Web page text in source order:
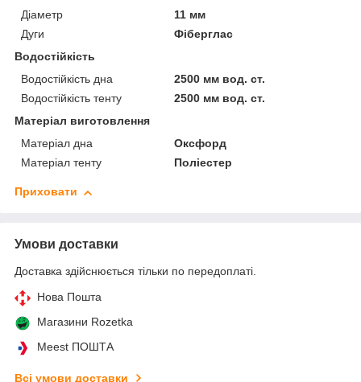
Діаметр
11 мм
Дуги
Фіберглас
Водостійкість
Водостійкість дна
2500 мм вод. ст.
Водостійкість тенту
2500 мм вод. ст.
Матеріал виготовлення
Матеріал дна
Оксфорд
Матеріал тенту
Поліестер
Приховати
Умови доставки
Доставка здійснюється тільки по передоплаті.
Нова Пошта
Магазини Rozetka
Meest ПОШТА
Всі умови доставки